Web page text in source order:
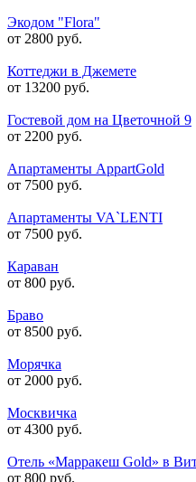
Экодом "Flora"
от 2800 руб.
Коттеджи в Джемете
от 13200 руб.
Гостевой дом на Цветочной 9
от 2200 руб.
Апартаменты AppartGold
от 7500 руб.
Апартаменты VA`LENTI
от 7500 руб.
Караван
от 800 руб.
Браво
от 8500 руб.
Морячка
от 2000 руб.
Москвичка
от 4300 руб.
Отель «Марракеш Gold» в
от 800 руб.